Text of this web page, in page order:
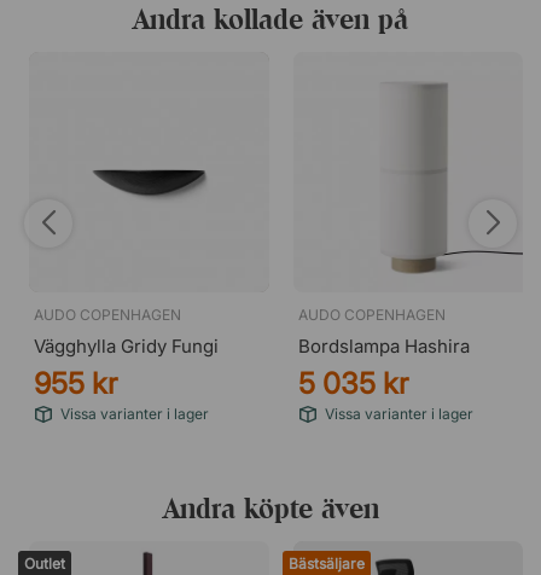
Andra kollade även på
AUDO COPENHAGEN
Vägghylla Gridy Fungi
955 kr
Vissa varianter i lager
AUDO COPENHAGEN
Bordslampa Hashira
5 035 kr
Vissa varianter i lager
Andra köpte även
Outlet Bästsäljare